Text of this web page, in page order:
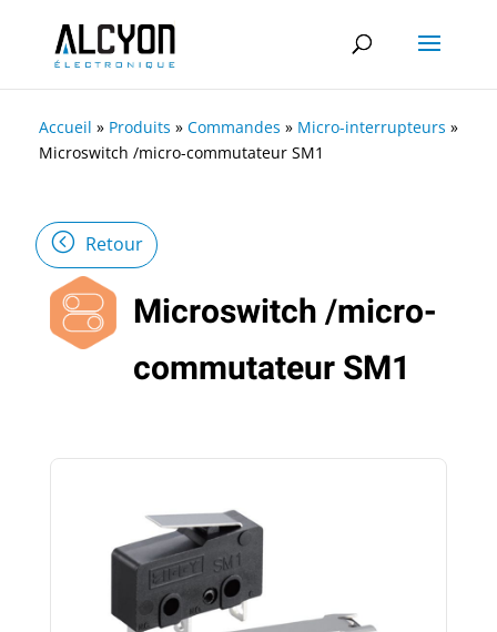
Accueil » Produits » Commandes » Micro-interrupteurs »
Microswitch /micro-commutateur SM1
Retour
Microswitch /micro-
commutateur SM1